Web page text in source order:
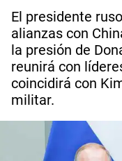
El presidente
alianzas con
la presión de
reunirá con
coincidirá con
militar.